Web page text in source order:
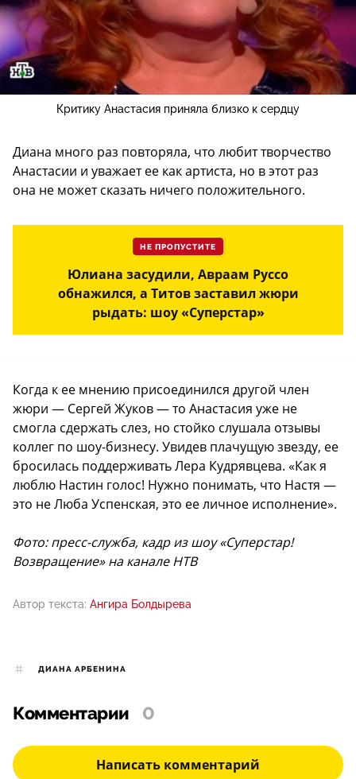
Критику Анастасия приняла близко к сердцу
Диана много раз повторяла, что любит творчество
Анастасии и уважает ее как артиста, но в этот раз
она не может сказать ничего положительного.
НЕ ПРОПУСТИТЕ
Юлиана засудили, Авраам Руссо
обнажился, а Титов заставил жюри
рыдать: шоу «Суперстар»
Когда к ее мнению присоединился другой член
жюри — Сергей Жуков — то Анастасия уже не
смогла сдержать слез, но стойко слушала отзывы
коллег по шоу-бизнесу. Увидев плачущую звезду, ее
бросилась поддерживать Лера Кудрявцева. «Как я
люблю Настин голос! Нужно понимать, что Настя —
это не Люба Успенская, это ее личное исполнение».
Фото: пресс-служба, кадр из шоу «Суперстар!
Возвращение» на канале НТВ
Автор текста: Ангира Болдырева
ДИАНА АРБЕНИНА
Комментарии 0
Написать комментарий